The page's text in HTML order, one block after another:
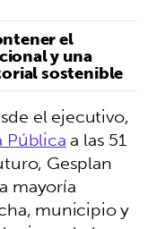
el
y una
sostenible
el ejecutivo,
Públicaa las 51
Gesplan
mayoría
municipio y